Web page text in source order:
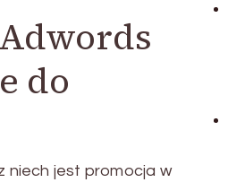
do
niech jest promocja w